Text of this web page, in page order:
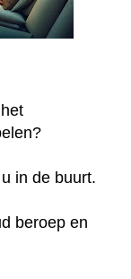
in de buurt.
beroep en